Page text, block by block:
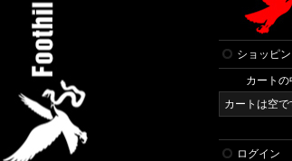
ショッピ
カートの
カートは空で
ログイン